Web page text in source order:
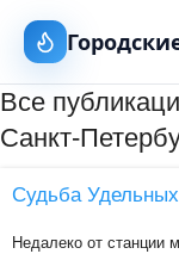
Все
Санкт-
Судьба
Недалеко от станции